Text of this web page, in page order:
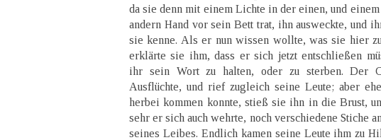
da sie denn mit einem Lichte in der einen, und
andern Hand vor sein Bett trat, ihn ausweckte, und
sie kenne. Als er nun wissen wollte, was sie hier zu
erklärte sie ihm, dass er sich jetzt entschließen
ihr sein Wort zu halten, oder zu sterben. Der
Ausflüchte, und rief zugleich seine Leute; aber
herbei kommen konnte, stieß sie ihn in die Brust,
sehr er sich auch wehrte, noch verschiedene Stiche
seines Leibes. Endlich kamen seine Leute ihm zu